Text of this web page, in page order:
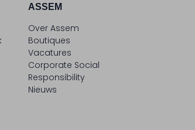
ASSEM
Over Assem
Boutiques
Vacatures
Corporate Social
Responsibility
Nieuws